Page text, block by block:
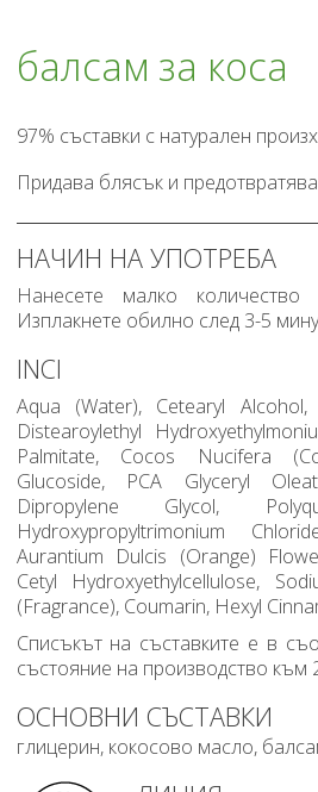
балсам за коса
97% съставки с натурален
Придава блясък и
НАЧИН НА УПОТРЕБА
Нанесете малко
Изплакнете обилно след 3-5
INCI
Aqua (Water), Cetearyl Alcohol,
Distearoylethyl
Palmitate, Cocos Nucifera
Glucoside, PCA Glyceryl
Dipropylene Glycol,
Hydroxypropyltrimonium
Aurantium Dulcis (Orange)
Cetyl Hydroxyethylcellulose,
(Fragrance), Coumarin, Hexyl
Списъкът на съставките е в
състояние на производство към
ОСНОВНИ СЪСТАВКИ
глицерин, кокосово масло,